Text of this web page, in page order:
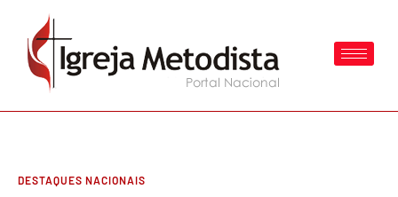
DESTAQUES NACIONAIS